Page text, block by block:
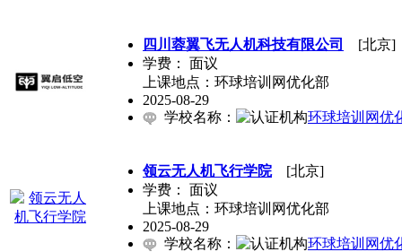
四川蓉翼飞无人机科技有限公司
[北京]
学费： 面议
上课地点：环球培训网优化部
2025-08-29
学校名称：
环球培训网优
领云无人机飞行学院[北京]
学费： 面议
上课地点：环球培训网优化部
2025-08-29
学校名称：
环球培训网优